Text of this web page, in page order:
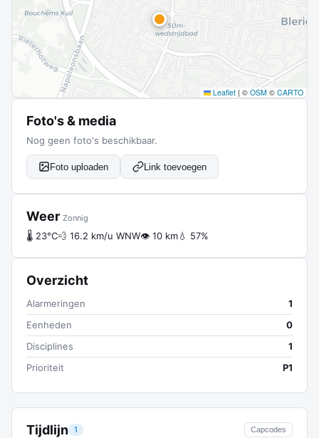
Tijdlijn 1 Capcodes
Leaflet | © OSM © CARTO
Foto's & media
Nog geen foto's beschikbaar.
Foto uploaden Link toevoegen
Weer Zonnig
🌡 23°C💨 16.2 km/u WNW👁 10 km💧 57%
Overzicht
Alarmeringen
1
Eenheden
0
Disciplines
1
Prioriteit
P1